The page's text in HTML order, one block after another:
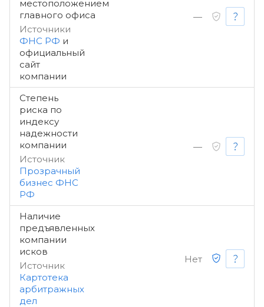
местоположением
главного офиса
Источники
ФНС РФ и
официальный
сайт
компании
—
Степень
риска по
индексу
надежности
компании
Источник
Прозрачный
бизнес ФНС
РФ
—
Наличие
предъявленных
компании
исков
Источник
Картотека
арбитражных
дел
Нет